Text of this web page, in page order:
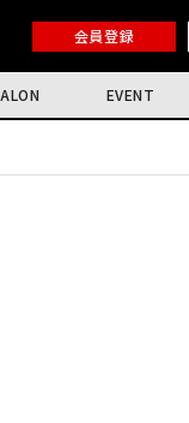
会員登録
EVENT